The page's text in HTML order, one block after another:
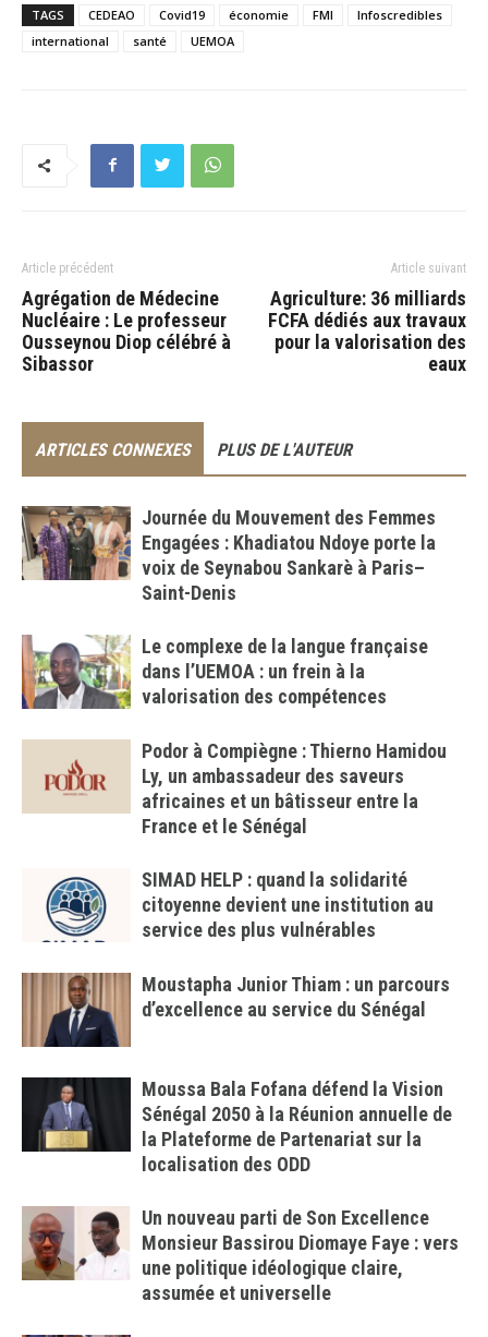
TAGS CEDEAO Covid19 économie FMI
Infoscredibles
international
santé UEMOA
Article précédent
Agrégation de Médecine
Nucléaire : Le professeur
Ousseynou Diop célébré à
Sibassor
Article suivant
Agriculture: 36 milliards
FCFA dédiés aux travaux
pour la valorisation des
eaux
ARTICLES CONNEXES PLUS DE L'AUTEUR
Journée du Mouvement des Femmes
Engagées : Khadiatou Ndoye porte la
voix de Seynabou Sankarè à Paris–
Saint-Denis
Le complexe de la langue française
dans l’UEMOA : un frein à la
valorisation des compétences
Podor à Compiègne : Thierno Hamidou
Ly, un ambassadeur des saveurs
africaines et un bâtisseur entre la
France et le Sénégal
SIMAD HELP : quand la solidarité
citoyenne devient une institution au
service des plus vulnérables
Moustapha Junior Thiam : un parcours
d’excellence au service du Sénégal
Moussa Bala Fofana défend la Vision
Sénégal 2050 à la Réunion annuelle de
la Plateforme de Partenariat sur la
localisation des ODD
Un nouveau parti de Son Excellence
Monsieur Bassirou Diomaye Faye : vers
une politique idéologique claire,
assumée et universelle